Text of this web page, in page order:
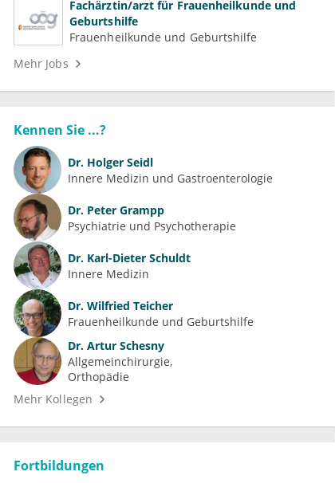
Fachärztin/arzt für Frauenheilkunde und
Geburtshilfe
Frauenheilkunde und Geburtshilfe
Mehr Jobs
Kennen Sie ...?
Dr. Holger Seidl
Innere Medizin und Gastroenterologie
Dr. Peter Grampp
Psychiatrie und Psychotherapie
Dr. Karl-Dieter Schuldt
Innere Medizin
Dr. Wilfried Teicher
Frauenheilkunde und Geburtshilfe
Dr. Artur Schesny
Allgemeinchirurgie
Orthopädie
Mehr Kollegen
Fortbildungen